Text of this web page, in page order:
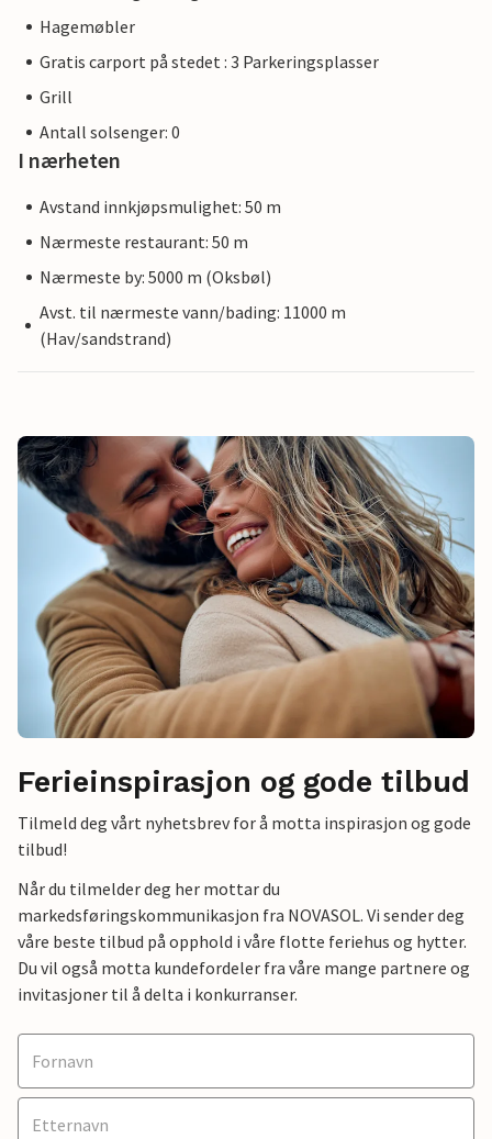
Hagemøbler
Gratis carport på stedet : 3 Parkeringsplasser
Grill
Antall solsenger: 0
I nærheten
Avstand innkjøpsmulighet: 50 m
Nærmeste restaurant: 50 m
Nærmeste by: 5000 m (Oksbøl)
Avst. til nærmeste vann/bading: 11000 m
(Hav/sandstrand)
Ferieinspirasjon og gode tilbud
Tilmeld deg vårt nyhetsbrev for å motta inspirasjon og gode
tilbud!
Når du tilmelder deg her mottar du
markedsføringskommunikasjon fra NOVASOL. Vi sender deg
våre beste tilbud på opphold i våre flotte feriehus og hytter.
Du vil også motta kundefordeler fra våre mange partnere og
invitasjoner til å delta i konkurranser.